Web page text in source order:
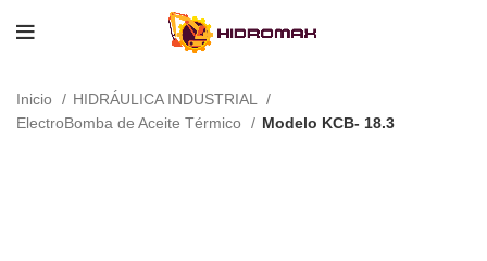
Inicio
HIDRÁULICA INDUSTRIAL
ElectroBomba de Aceite Térmico
Modelo KCB- 18.3